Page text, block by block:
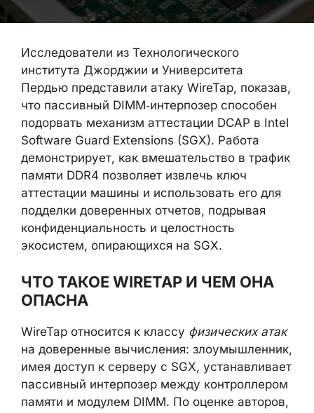
Исследователи из Технологического
института Джорджии и Университета
Пердью представили атаку WireTap, показав,
что пассивный DIMM‑интерпозер способен
подорвать механизм аттестации DCAP в Intel
Software Guard Extensions (SGX). Работа
демонстрирует, как вмешательство в трафик
памяти DDR4 позволяет извлечь ключ
аттестации машины и использовать его для
подделки доверенных отчетов, подрывая
конфиденциальность и целостность
экосистем, опирающихся на SGX.
ЧТО ТАКОЕ WIRETAP И ЧЕМ ОНА
ОПАСНА
WireTap относится к классу физических атак
на доверенные вычисления: злоумышленник,
имея доступ к серверу с SGX, устанавливает
пассивный интерпозер между контроллером
памяти и модулем DIMM. По оценке авторов,